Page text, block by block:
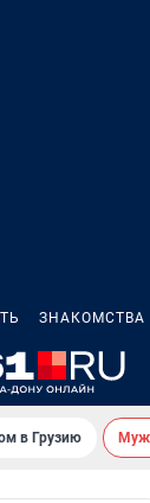
ЗНАКОМСТВА
в Грузию